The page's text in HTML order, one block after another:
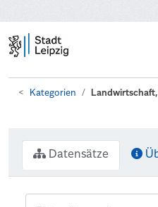
Kategorien Landwirtschaft,
Datensätze